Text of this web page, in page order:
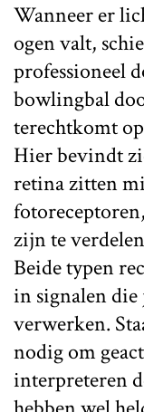
Wanneer er
ogen valt,
professioneel
bowlingbal
terechtkomt
Hier bevindt
retina zitten
zijn te verdelen
Beide typen
in signalen die
verwerken.
nodig om
interpreteren